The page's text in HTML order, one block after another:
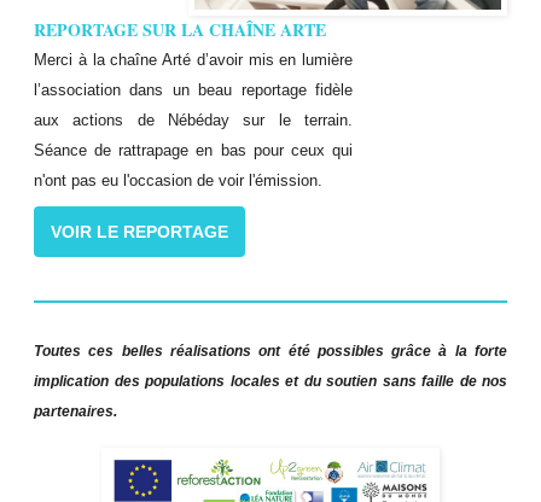
REPORTAGE SUR LA CHAÎNE ARTE
Merci à la chaîne Arté d’avoir mis en lumière
l’association dans un beau reportage fidèle
aux actions de Nébéday sur le terrain.
Séance de rattrapage en bas pour ceux qui
n'ont pas eu l'occasion de voir l'émission.
VOIR LE REPORTAGE
Toutes ces belles réalisations ont été possibles grâce à la forte
implication des populations locales et du soutien sans faille de nos
partenaires.